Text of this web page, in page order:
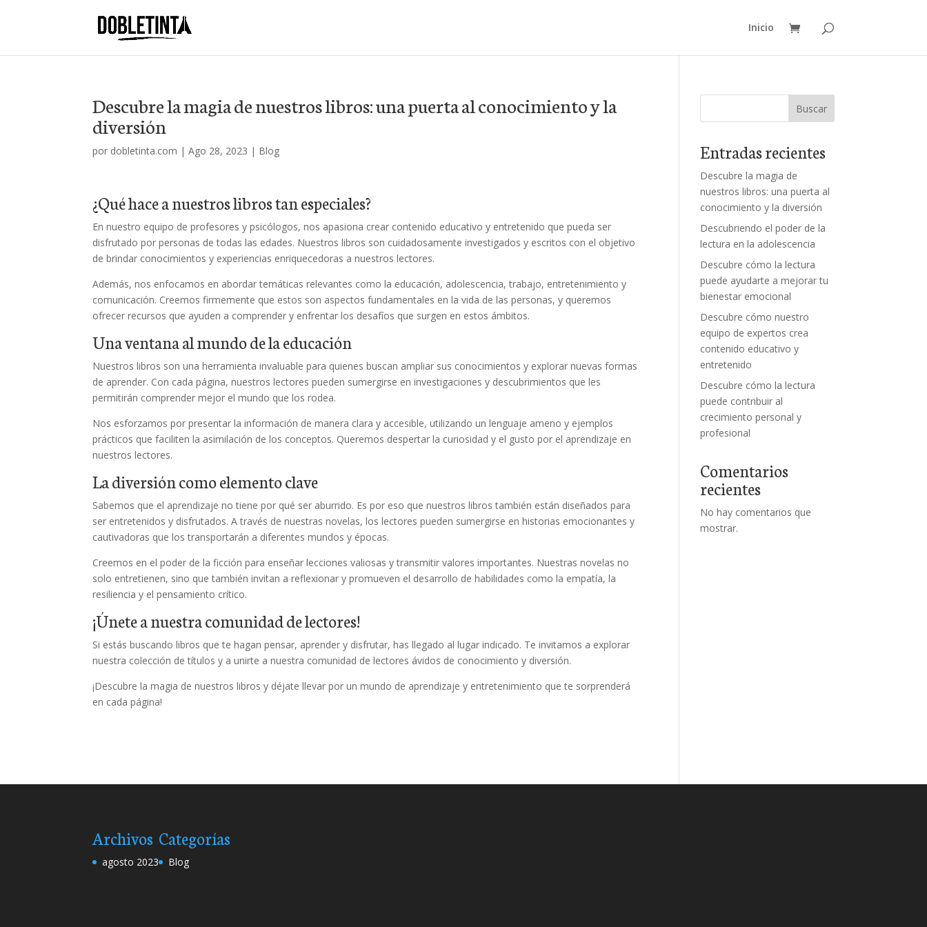
Inicio
Descubre la magia de nuestros libros: una puerta al conocimiento y la
diversión
por dobletinta.com |Ago 28, 2023 | Blog
¿Qué hace a nuestros libros tan especiales?
En nuestro equipo de profesores y psicólogos, nos apasiona crear contenido educativo y entretenido que pueda ser
disfrutado por personas de todas las edades. Nuestros libros son cuidadosamente investigados y escritos con el objetivo
de brindar conocimientos y experiencias enriquecedoras a nuestros lectores.
Además, nos enfocamos en abordar temáticas relevantes como la educación, adolescencia, trabajo, entretenimiento y
comunicación. Creemos firmemente que estos son aspectos fundamentales en la vida de las personas, y queremos
ofrecer recursos que ayuden a comprender y enfrentar los desafíos que surgen en estos ámbitos.
Una ventana al mundo de la educación
Nuestros libros son una herramienta invaluable para quienes buscan ampliar sus conocimientos y explorar nuevas formas
de aprender. Con cada página, nuestros lectores pueden sumergirse en investigaciones y descubrimientos que les
permitirán comprender mejor el mundo que los rodea.
Nos esforzamos por presentar la información de manera clara y accesible, utilizando un lenguaje ameno y ejemplos
prácticos que faciliten la asimilación de los conceptos. Queremos despertar la curiosidad y el gusto por el aprendizaje en
nuestros lectores.
La diversión como elemento clave
Sabemos que el aprendizaje no tiene por qué ser aburrido. Es por eso que nuestros libros también están diseñados para
ser entretenidos y disfrutados. A través de nuestras novelas, los lectores pueden sumergirse en historias emocionantes y
cautivadoras que los transportarán a diferentes mundos y épocas.
Creemos en el poder de la ficción para enseñar lecciones valiosas y transmitir valores importantes. Nuestras novelas no
solo entretienen, sino que también invitan a reflexionar y promueven el desarrollo de habilidades como la empatía, la
resiliencia y el pensamiento crítico.
¡Únete a nuestra comunidad de lectores!
Si estás buscando libros que te hagan pensar, aprender y disfrutar, has llegado al lugar indicado. Te invitamos a explorar
nuestra colección de títulos y a unirte a nuestra comunidad de lectores ávidos de conocimiento y diversión.
¡Descubre la magia de nuestros libros y déjate llevar por un mundo de aprendizaje y entretenimiento que te sorprenderá
en cada página!
Buscar
Entradas recientes
Descubre la magia de
nuestros libros: una puerta al
conocimiento y la diversión
Descubriendo el poder de la
lectura en la adolescencia
Descubre cómo la lectura
puede ayudarte a mejorar tu
bienestar emocional
Descubre cómo nuestro
equipo de expertos crea
contenido educativo y
entretenido
Descubre cómo la lectura
puede contribuir al
crecimiento personal y
profesional
Comentarios
recientes
No hay comentarios que
mostrar.
Archivos
agosto 2023
Categorías
Blog